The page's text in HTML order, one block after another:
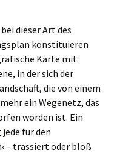
dieser Art des
konstituieren
Karte mit
in der sich der
die von einem
ein Wegenetz, das
worden ist. Ein
jede für den
– trassiert oder bloß